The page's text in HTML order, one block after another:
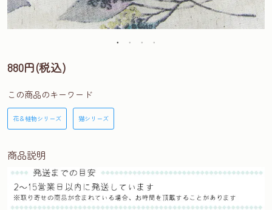
880円(税込)
この商品のキーワード
花＆植物シリーズ 猫シリーズ
商品説明